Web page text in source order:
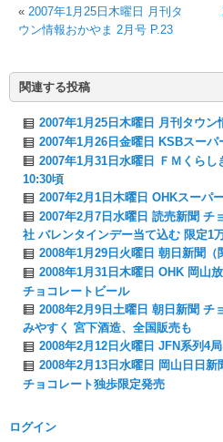
« 2007年1月25日木曜日 月刊タ
ウン情報おかやま 2月号 P.23
関連する投稿
2007年1月25日木曜日 月刊タウン
2007年1月26日金曜日 KSBスーパ
2007年1月31日水曜日 ＦＭくらし
10:30頃
2007年2月1日木曜日 OHKスーパ
2007年2月7日水曜日 読売新聞 チ
社 バレンタインデー当て込む 限定1
2008年1月29日火曜日 朝日新聞
2008年1月31日木曜日 OHK 岡山
チョコレートビール
2008年2月9日土曜日 朝日新聞 チ
みやすく 宮下酒造、全国販売も
2008年2月12日火曜日 JFN系列4
2008年2月13日水曜日 岡山日日
チョコレート独歩限定発売
ログイン